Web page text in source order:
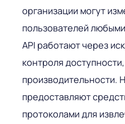
организации могут
пользователей
API работают через
контроля
производительности.
предоставляют
протоколами для